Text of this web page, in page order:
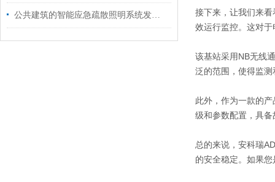
公共建筑的智能应急疏散照明系统发展前景
接下来，让我们来
效运行监控。这对
该基站采用NB无线
泛的范围，使得监
此外，作为一款的
级和参数配置，具
总的来说，安科瑞
的安全稳定。如果